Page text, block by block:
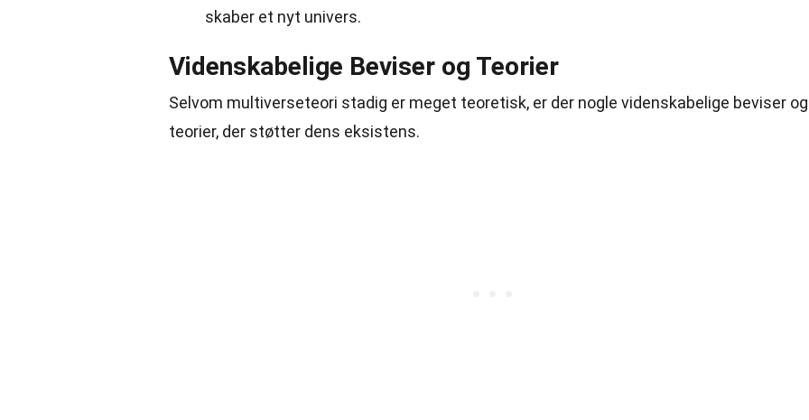
skaber et nyt univers.
Videnskabelige Beviser og Teorier
Selvom multiverseteori stadig er meget teoretisk, er der nogle videnskabelige beviser og
teorier, der støtter dens eksistens.